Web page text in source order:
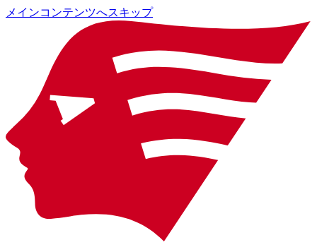
メインコンテンツへスキップ